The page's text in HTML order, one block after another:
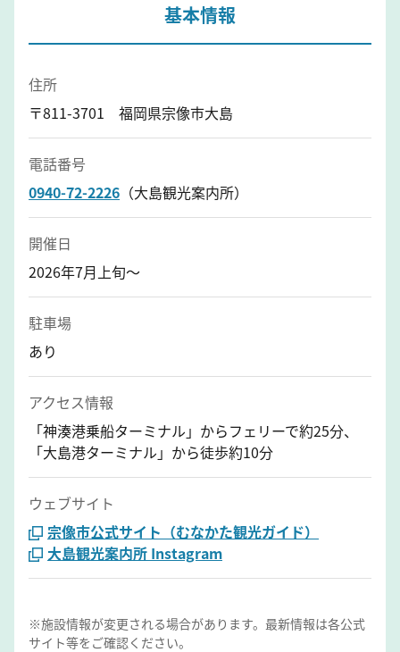
基本情報
住所
〒811-3701 福岡県宗像市大島
電話番号
0940-72-2226 （大島観光案内所）
開催日
2026年7月上旬～
駐車場
あり
アクセス情報
「神湊港乗船ターミナル」からフェリーで約25分、
「大島港ターミナル」から徒歩約10分
ウェブサイト
宗像市公式サイト（むなかた観光ガイド）
大島観光案内所 Instagram
※施設情報が変更される場合があります。最新情報は各公式
サイト等をご確認ください。